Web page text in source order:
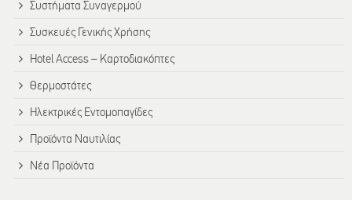
Συστήματα Συναγερμού
Συσκευές Γενικής Χρήσης
Hotel Access – Καρτοδιακόπτες
Θερμοστάτες
Ηλεκτρικές Εντομοπαγίδες
Προϊόντα Ναυτιλίας
Νέα Προϊόντα